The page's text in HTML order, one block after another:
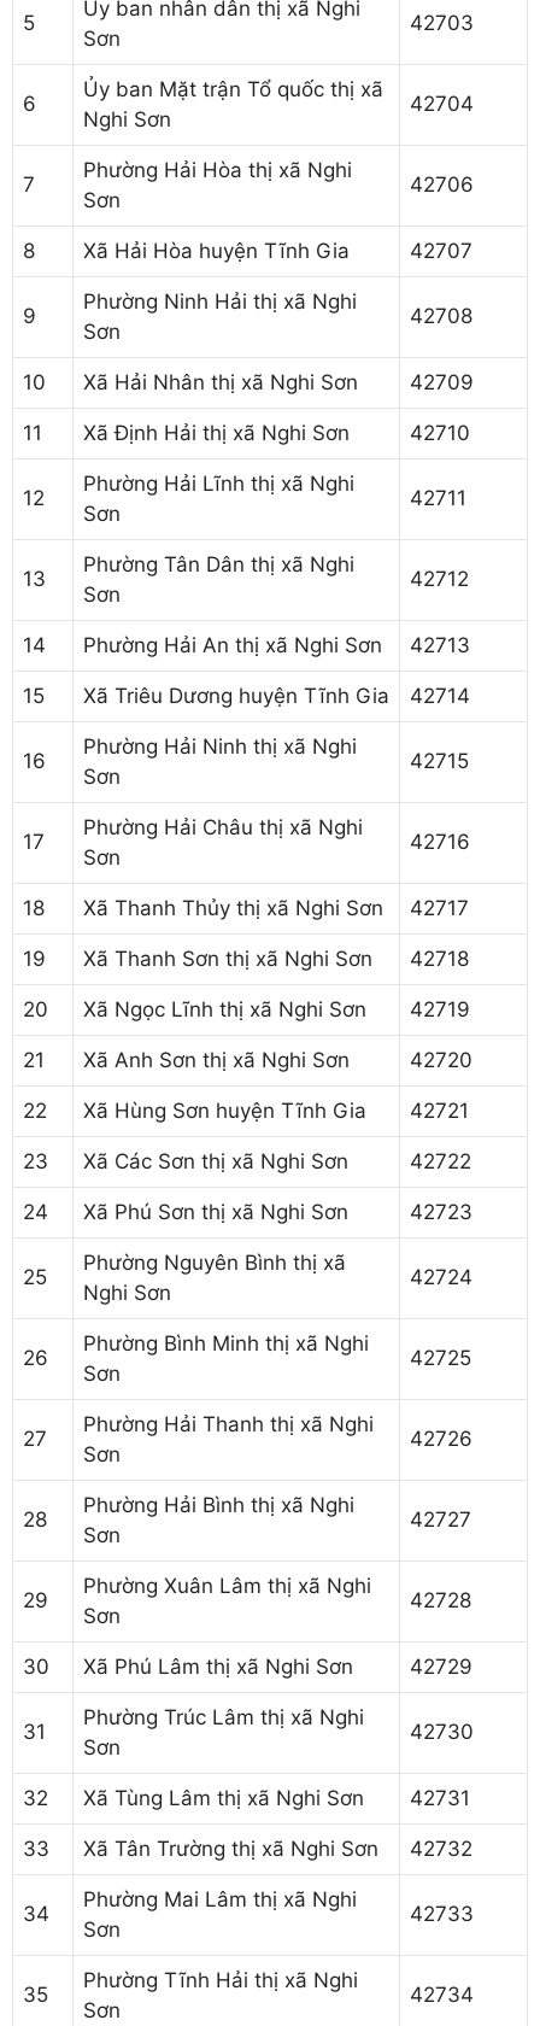
5
Ủy ban nhân dân thị xã Nghi
Sơn
42703
6
Ủy ban Mặt trận Tổ quốc thị xã
Nghi Sơn
42704
7
Phường Hải Hòa thị xã Nghi
Sơn
42706
8 Xã Hải Hòa huyện Tĩnh Gia 42707
9
Phường Ninh Hải thị xã Nghi
Sơn
42708
10 Xã Hải Nhân thị xã Nghi Sơn 42709
11 Xã Định Hải thị xã Nghi Sơn 42710
12
Phường Hải Lĩnh thị xã Nghi
Sơn
42711
13
Phường Tân Dân thị xã Nghi
Sơn
42712
14 Phường Hải An thị xã Nghi Sơn 42713
15 Xã Triêu Dương huyện Tĩnh Gia 42714
16
Phường Hải Ninh thị xã Nghi
Sơn
42715
17
Phường Hải Châu thị xã Nghi
Sơn
42716
18 Xã Thanh Thủy thị xã Nghi Sơn 42717
19 Xã Thanh Sơn thị xã Nghi Sơn 42718
20 Xã Ngọc Lĩnh thị xã Nghi Sơn 42719
21 Xã Anh Sơn thị xã Nghi Sơn 42720
22 Xã Hùng Sơn huyện Tĩnh Gia 42721
23 Xã Các Sơn thị xã Nghi Sơn 42722
24 Xã Phú Sơn thị xã Nghi Sơn 42723
25
Phường Nguyên Bình thị xã
Nghi Sơn
42724
26
Phường Bình Minh thị xã Nghi
Sơn
42725
27
Phường Hải Thanh thị xã Nghi
Sơn
42726
28
Phường Hải Bình thị xã Nghi
Sơn
42727
29
Phường Xuân Lâm thị xã Nghi
Sơn
42728
30 Xã Phú Lâm thị xã Nghi Sơn 42729
31
Phường Trúc Lâm thị xã Nghi
Sơn
42730
32 Xã Tùng Lâm thị xã Nghi Sơn 42731
33 Xã Tân Trường thị xã Nghi Sơn 42732
34
Phường Mai Lâm thị xã Nghi
Sơn
42733
35
Phường Tĩnh Hải thị xã Nghi
Sơn
42734